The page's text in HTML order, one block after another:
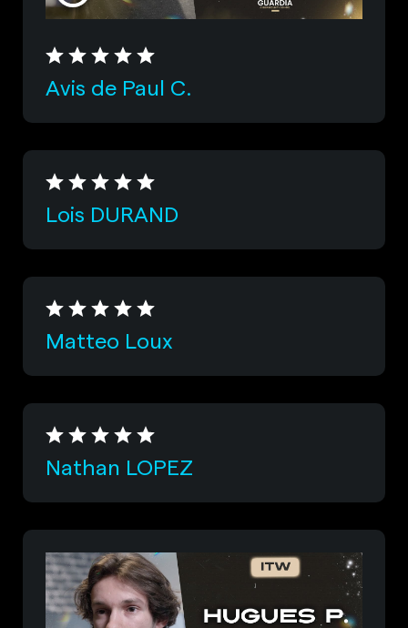
Avis de Paul C.
Lois DURAND
Matteo Loux
Nathan LOPEZ